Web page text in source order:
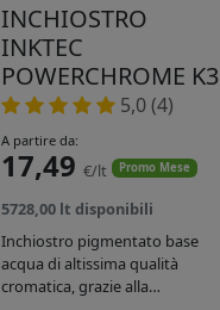
INCHIOSTRO
INKTEC
POWERCHROME K3
5,0 (4)
A partire da:
17,49 €/lt Promo Mese
5728,00 lt disponibili
Inchiostro pigmentato base
acqua di altissima qualità
cromatica, grazie alla